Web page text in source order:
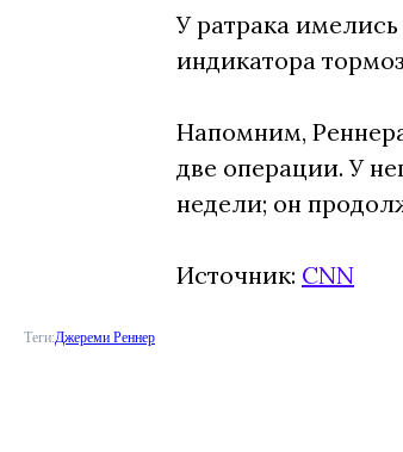
У ратрака
индикатора
Напомним,
две операции. У
недели; он
Источник: CNN
Теги:Джереми Реннер